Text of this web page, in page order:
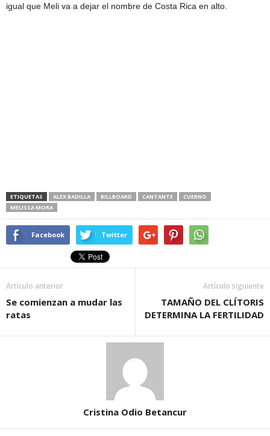
igual que Meli va a dejar el nombre de Costa Rica en alto.
ETIQUETAS ALEX BADILLA BILLBOARD CANTANTE
CUERNO
MELISSA MORA
Facebook Twitter
Artículo anterior
Se comienzan a mudar las
ratas
Artículo siguiente
TAMAÑO DEL CLÍTORIS
DETERMINA LA FERTILIDAD
Cristina Odio Betancur